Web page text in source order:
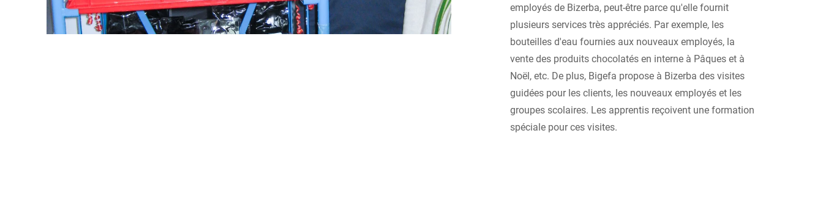
employés de Bizerba, peut-être parce qu'elle fournit
plusieurs services très appréciés. Par exemple, les
bouteilles d'eau fournies aux nouveaux employés, la
vente des produits chocolatés en interne à Pâques et à
Noël, etc. De plus, Bigefa propose à Bizerba des visites
guidées pour les clients, les nouveaux employés et les
groupes scolaires. Les apprentis reçoivent une formation
spéciale pour ces visites.